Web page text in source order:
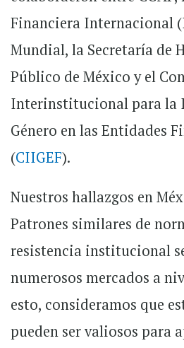
Financiera Internacional
Mundial, la Secretaría de
Público de México y el
Interinstitucional para la
Género en las Entidades
(CIIGEF).
Nuestros hallazgos en
Patrones similares de
resistencia institucional
numerosos mercados a
esto, consideramos que
pueden ser valiosos para